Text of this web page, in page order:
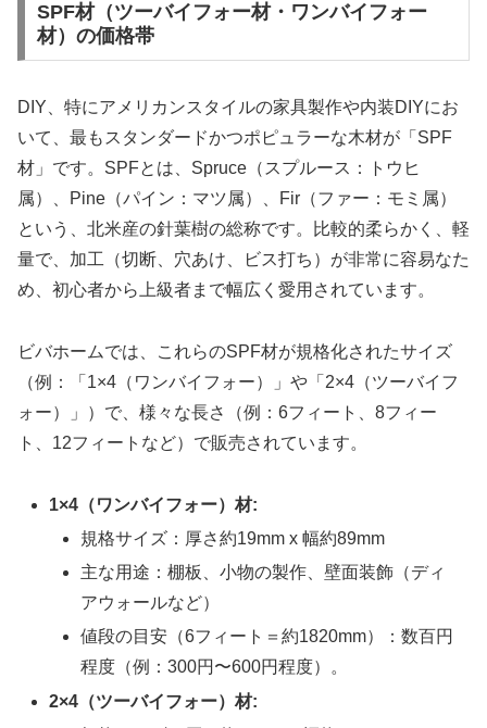
SPF材（ツーバイフォー材・ワンバイフォー
材）の価格帯
DIY、特にアメリカンスタイルの家具製作や内装DIYにお
いて、最もスタンダードかつポピュラーな木材が「SPF
材」です。SPFとは、Spruce（スプルース：トウヒ
属）、Pine（パイン：マツ属）、Fir（ファー：モミ属）
という、北米産の針葉樹の総称です。比較的柔らかく、軽
量で、加工（切断、穴あけ、ビス打ち）が非常に容易なた
め、初心者から上級者まで幅広く愛用されています。
ビバホームでは、これらのSPF材が規格化されたサイズ
（例：「1×4（ワンバイフォー）」や「2×4（ツーバイフ
ォー）」）で、様々な長さ（例：6フィート、8フィー
ト、12フィートなど）で販売されています。
1×4（ワンバイフォー）材:
規格サイズ：厚さ約19mm x 幅約89mm
主な用途：棚板、小物の製作、壁面装飾（ディ
アウォールなど）
値段の目安（6フィート＝約1820mm）：数百円
程度（例：300円〜600円程度）。
2×4（ツーバイフォー）材: